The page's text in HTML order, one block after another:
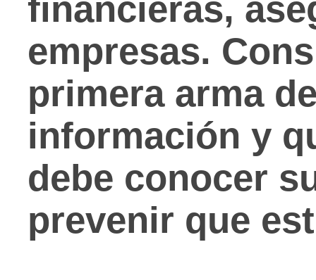
financieras,
empresas.
primera arma
información y
debe conocer
prevenir que